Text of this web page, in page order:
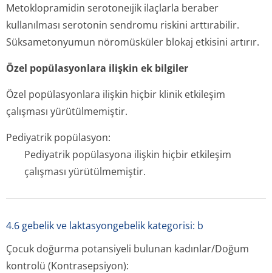
Metoklopramidin serotoneıjik ilaçlarla beraber
kullanılması serotonin sendromu riskini arttırabilir.
Süksametonyumun nöromüsküler blokaj etkisini artırır.
Özel popülasyonlara ilişkin ek bilgiler
Özel popülasyonlara ilişkin hiçbir klinik etkileşim
çalışması yürütülmemiştir.
Pediyatrik popülasyon:
Pediyatrik popülasyona ilişkin hiçbir etkileşim
çalışması yürütülmemiştir.
4.6 gebelik ve laktasyongebelik kategorisi: b
Çocuk doğurma potansiyeli bulunan kadınlar/Doğum
kontrolü (Kontrasepsiyon):